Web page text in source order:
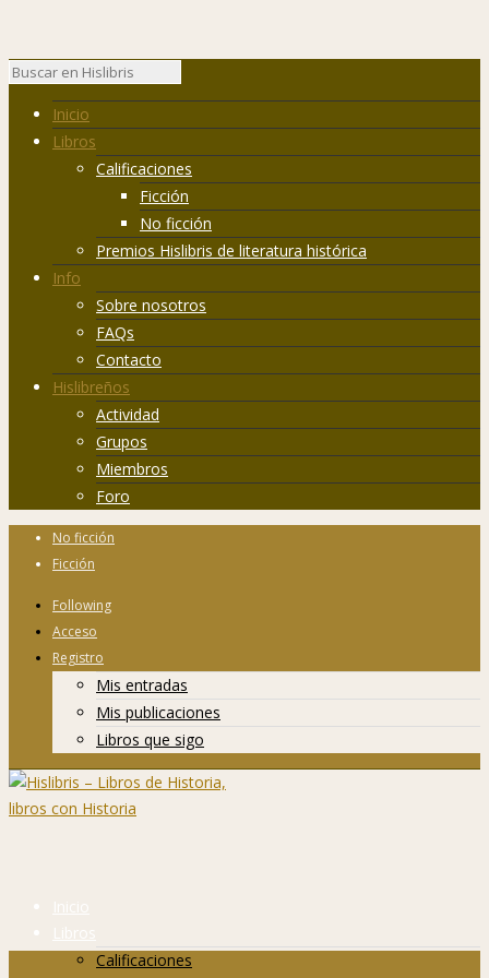
Inicio
Libros
Calificaciones
Ficción
No ficción
Premios Hislibris de literatura histórica
Info
Sobre nosotros
FAQs
Contacto
Hislibreños
Actividad
Grupos
Miembros
Foro
No ficción
Ficción
Following
Acceso
Registro
Mis entradas
Mis publicaciones
Libros que sigo
Inicio
Libros
Calificaciones